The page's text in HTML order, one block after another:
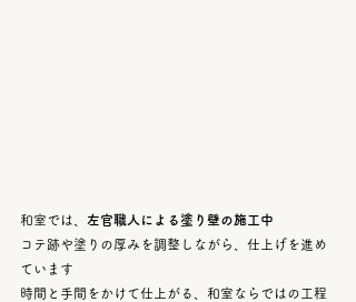
和室では、 左官職人による塗り壁の施工中
コテ跡や塗りの厚みを調整しながら、仕上げを進め
ています
時間と手間をかけて仕上がる、和室ならではの工程